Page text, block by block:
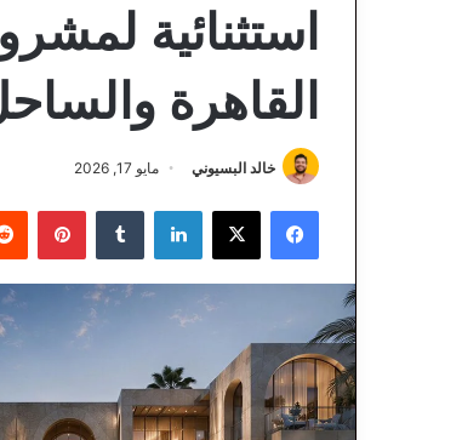
استثنائية
القاهرة
خالد البسيوني مايو 17, 2026
فيسبوك لينكدإن بينتيريست